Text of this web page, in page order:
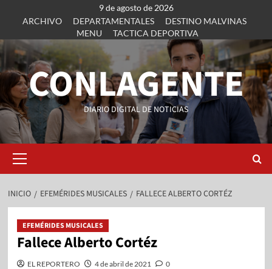
9 de agosto de 2026
ARCHIVO
DEPARTAMENTALES
DESTINO MALVINAS
MENU
TACTICA DEPORTIVA
CONLAGENTE
DIARIO DIGITAL DE NOTICIAS
INICIO EFEMÉRIDES MUSICALES FALLECE ALBERTO CORTÉZ
EFEMÉRIDES MUSICALES
Fallece Alberto Cortéz
EL REPORTERO 4 de abril de 2021 0